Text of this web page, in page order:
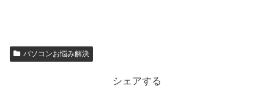
パソコンお悩み解決
シェアする